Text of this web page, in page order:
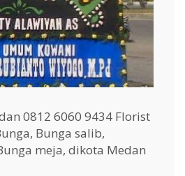
0812 6060 9434 Florist
Bunga salib,
meja, dikota Medan